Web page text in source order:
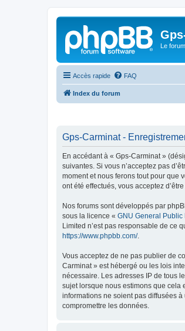
Le
Accès rapide FAQ
Index du forum
Gps-Carminat -
En accédant à « Gps-Carminat »
suivantes. Si vous n’acceptez pas
moment et nous ferons tout pour que
ont été effectués, vous acceptez
Nos forums sont développés par
sous la licence « GNU General Public
Limited n’est pas responsable de ce
https://www.phpbb.com/.
Vous acceptez de ne pas publier de
Carminat » est hébergé ou les lois
nécessaire. Les adresses IP de tous
sujet lorsque nous estimons que cela
informations ne soient pas diffusées
compromettre les données.